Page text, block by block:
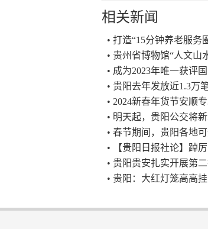
相关新闻
• 打造“15分钟养老服
• 贵州省博物馆“人文
• 成为2023年唯一获评
• 贵阳去年发放近1.3万
• 2024新春年货节安顺
• 明天起，贵阳公交将
• 春节期间，贵阳各地
• 【贵阳日报社论】踔
• 贵阳贵安扎实开展第
• 贵阳：大红灯笼高高